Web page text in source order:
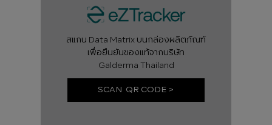
สแกน Data Matrix บนกล่องผลิตภัณฑ์
เพื่อยืนยันของแท้จากบริษัท
Galderma Thailand
SCAN QR CODE >